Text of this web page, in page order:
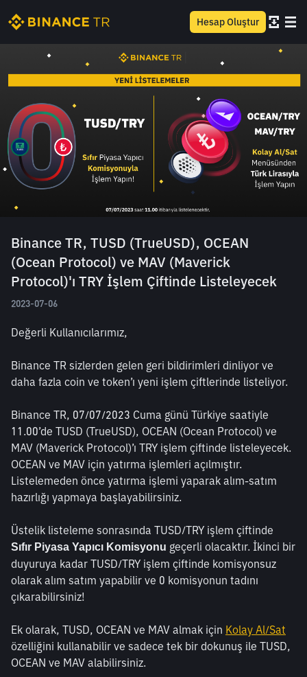
Hesap Oluştur
Binance TR, TUSD (TrueUSD), OCEAN
(Ocean Protocol) ve MAV (Maverick
Protocol)'ı TRY İşlem Çiftinde Listeleyecek
2023-07-06
Değerli Kullanıcılarımız,
Binance TR sizlerden gelen geri bildirimleri dinliyor ve
daha fazla coin ve token’ı yeni işlem çiftlerinde listeliyor.
Binance TR, 07/07/2023 Cuma günü Türkiye saatiyle
11.00’de TUSD (TrueUSD), OCEAN (Ocean Protocol) ve
MAV (Maverick Protocol)’ı TRY işlem çiftinde listeleyecek.
OCEAN ve MAV için yatırma işlemleri açılmıştır.
Listelemeden önce yatırma işlemi yaparak alım-satım
hazırlığı yapmaya başlayabilirsiniz.
Sıfır Piyasa Yapıcı Komisyonu geçerli olacaktır. İkinci bir
duyuruya kadar TUSD/TRY işlem çiftinde komisyonsuz
olarak alım satım yapabilir ve 0 komisyonun tadını
çıkarabilirsiniz!
Ek olarak, TUSD, OCEAN ve MAV almak için Kolay Al/Sat
özelliğini kullanabilir ve sadece tek bir dokunuş ile TUSD,
OCEAN ve MAV alabilirsiniz.